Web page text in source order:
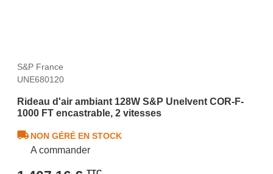
S&P France
UNE680120
Rideau d'air ambiant 128W S&P Unelvent COR-F-
1000 FT encastrable, 2 vitesses
NON GÉRÉ EN STOCK
A commander